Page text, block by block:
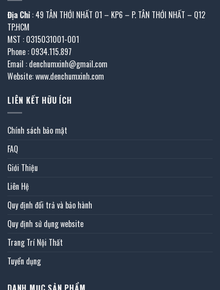
Địa Chỉ : 49 TÂN THỚI NHẤT 01 – KP6 – P. TÂN THỚI NHẤT – Q12
TP.HCM
MST : 0315031001-001
Phone : 0934.115.897
Email : denchumxinh@gmail.com
Website: www.denchumxinh.com
LIÊN KẾT HỮU ÍCH
Chính sách bảo mật
FAQ
Giới Thiệu
Liên Hệ
Quy định đổi trả và bảo hành
Quy định sử dụng website
Trang Trí Nội Thất
Tuyển dụng